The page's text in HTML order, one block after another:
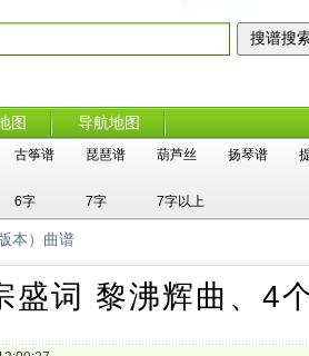
图 导航地图
古筝谱 琵琶谱 葫芦丝 扬琴谱
6字 7字 7字以上
本）曲谱
盛词 黎沸辉曲、4